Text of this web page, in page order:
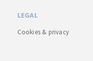
LEGAL
Cookies & privacy